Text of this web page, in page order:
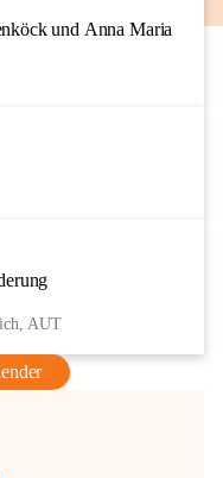
AUG
und Anna Maria
AUT